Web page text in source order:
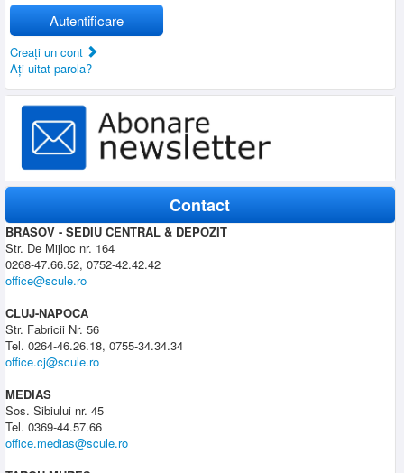
Autentificare
Creaţi un cont
Aţi uitat parola?
Contact
BRASOV - SEDIU CENTRAL & DEPOZIT
Str. De Mijloc nr. 164
0268-47.66.52, 0752-42.42.42
office@scule.ro
CLUJ-NAPOCA
Str. Fabricii Nr. 56
Tel. 0264-46.26.18, 0755-34.34.34
office.cj@scule.ro
MEDIAS
Sos. Sibiului nr. 45
Tel. 0369-44.57.66
office.medias@scule.ro